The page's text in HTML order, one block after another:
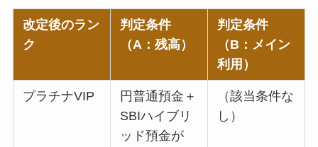
改定後のラン
ク
判定条件
（A：残高）
判定条件
（B：メイン
利用）
プラチナVIP
円普通預金＋
SBIハイブリ
ッド預金が
（該当条件な
し）